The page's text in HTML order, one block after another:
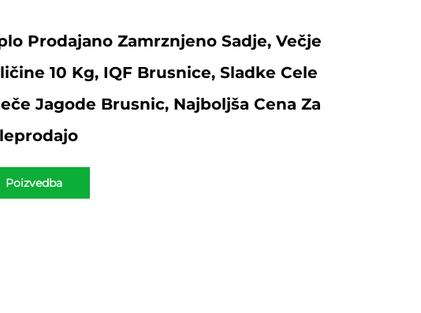
Prodajano Zamrznjeno Sadje, Večje
10 Kg, IQF Brusnice, Sladke Cele
Jagode Brusnic, Najboljša Cena Za
Poizvedba